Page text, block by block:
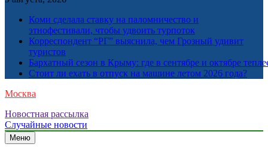
Коми сделала ставку на паломничество и
этнофестивали, чтобы удвоить турпоток
Корреспондент “РГ” выяснила, чем Грозный удивит
туристов
Бархатный сезон в Крыму: где в сентябре и октябре
Стоит ли ехать в отпуск на машине летом 2026 года?
Москва
Новостная рассылка
Случайные новости
Меню